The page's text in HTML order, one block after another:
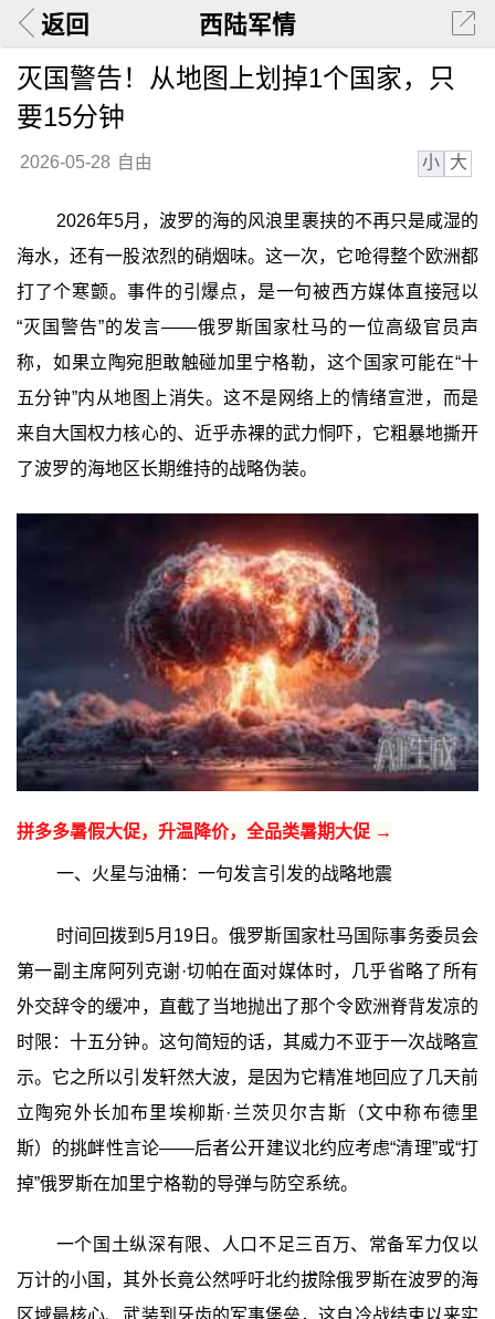
返回 西陆军情
灭国警告！从地图上划掉1个国家，只
要15分钟
2026-05-28 自由 小 大
2026年5月，波罗的海的风浪里裹挟的不再只是咸湿的
海水，还有一股浓烈的硝烟味。这一次，它呛得整个欧洲都
打了个寒颤。事件的引爆点，是一句被西方媒体直接冠以
“灭国警告”的发言——俄罗斯国家杜马的一位高级官员声
称，如果立陶宛胆敢触碰加里宁格勒，这个国家可能在“十
五分钟”内从地图上消失。这不是网络上的情绪宣泄，而是
来自大国权力核心的、近乎赤裸的武力恫吓，它粗暴地撕开
了波罗的海地区长期维持的战略伪装。
拼多多暑假大促，升温降价，全品类暑期大促 →
一、火星与油桶：一句发言引发的战略地震
时间回拨到5月19日。俄罗斯国家杜马国际事务委员会
第一副主席阿列克谢·切帕在面对媒体时，几乎省略了所有
外交辞令的缓冲，直截了当地抛出了那个令欧洲脊背发凉的
时限：十五分钟。这句简短的话，其威力不亚于一次战略宣
示。它之所以引发轩然大波，是因为它精准地回应了几天前
立陶宛外长加布里埃柳斯·兰茨贝尔吉斯（文中称布德里
斯）的挑衅性言论——后者公开建议北约应考虑“清理”或“打
掉”俄罗斯在加里宁格勒的导弹与防空系统。
一个国土纵深有限、人口不足三百万、常备军力仅以
万计的小国，其外长竟公然呼吁北约拔除俄罗斯在波罗的海